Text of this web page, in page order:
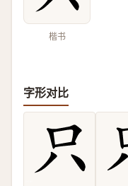
楷书
字形对比